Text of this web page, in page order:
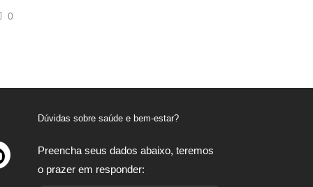
0
Dúvidas sobre saúde e bem-estar?
Preencha seus dados abaixo, teremos
o prazer em responder: